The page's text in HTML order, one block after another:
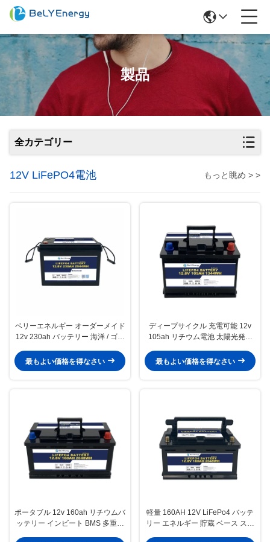
製品
全カテゴリー
12V LiFePO4電池 もっと眺め > >
ベリーエネルギー オーダーメイド
12v 230ah バッテリー 海洋 / ゴル
最もよい価格を得なさい
ディープサイクル 充電可能 12v
105ah リチウム電池 太陽光発電
最もよい価格を得なさい
ポータブル 12v 160ah リチウムバ
ッテリー インビート BMS 多重セ
軽量 160AH 12V LiFePo4 バッテ
リー エネルギー 貯蔵 ベース ステ